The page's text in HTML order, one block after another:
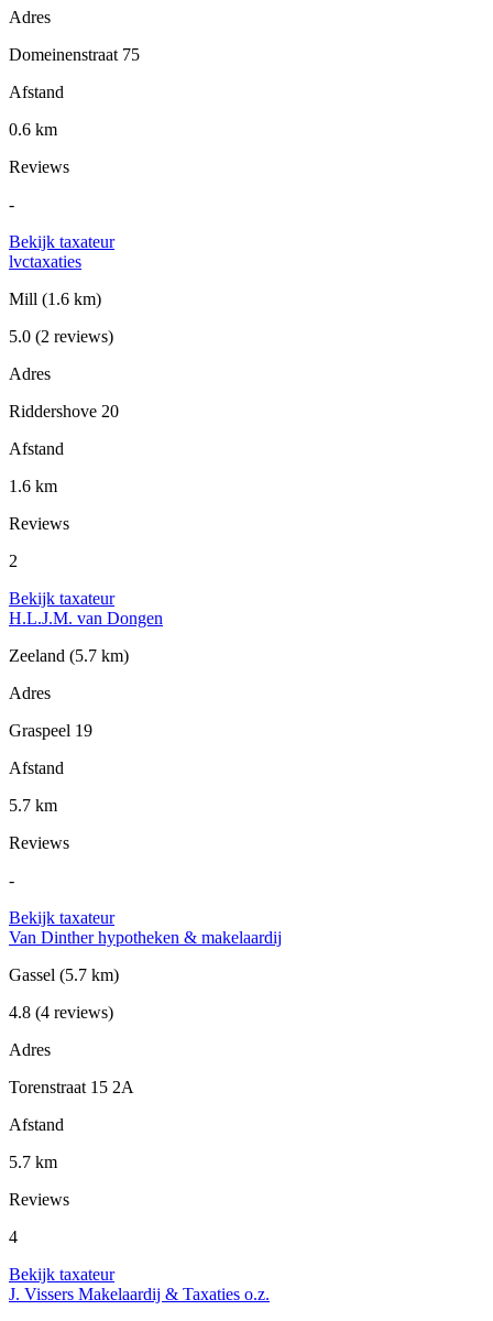
Adres
Domeinenstraat 75
Afstand
0.6 km
Reviews
-
Bekijk taxateur
lvctaxaties
Mill (1.6 km)
5.0 (2 reviews)
Adres
Riddershove 20
Afstand
1.6 km
Reviews
2
Bekijk taxateur
H.L.J.M. van Dongen
Zeeland (5.7 km)
Adres
Graspeel 19
Afstand
5.7 km
Reviews
-
Bekijk taxateur
Van Dinther hypotheken & makelaardij
Gassel (5.7 km)
4.8 (4 reviews)
Adres
Torenstraat 15 2A
Afstand
5.7 km
Reviews
4
Bekijk taxateur
J. Vissers Makelaardij & Taxaties o.z.